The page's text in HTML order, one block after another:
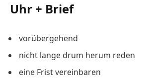
Uhr + Brief
vorübergehend
nicht lange drum herum reden
eine Frist vereinbaren